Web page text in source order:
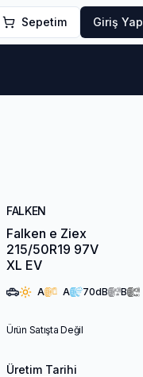
Sepetim Giriş Yap
Slide
FALKEN
Falken e Ziex
215/50R19 97V
XL EV
A A 70dB B
Ürün Satışta Değil
Üretim Tarihi